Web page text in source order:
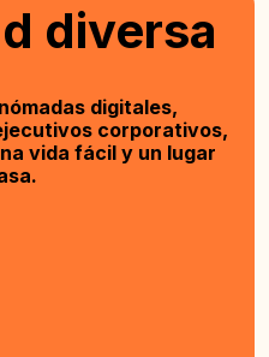
diversa
digitales,
corporativos,
vida fácil y un lugar